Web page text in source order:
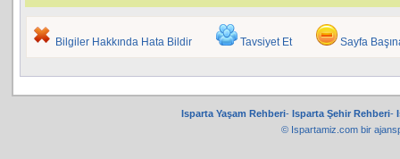
Bilgiler Hakkında Hata Bildir Tavsiyet Et Sayfa
Isparta Yaşam Rehberi- Isparta Şehir Rehberi-
© Ispartamiz.com bir